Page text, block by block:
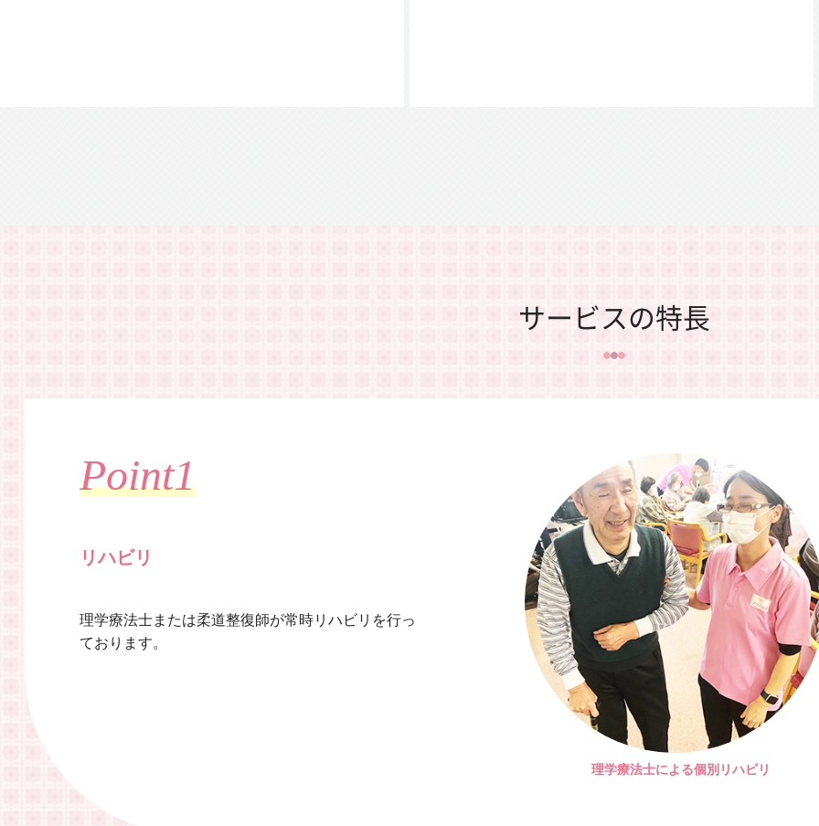
サービスの特長
リハビリ
理学療法士または柔道整復師が常時リハビリを行っ
ております。
理学療法士による個別リハビリ